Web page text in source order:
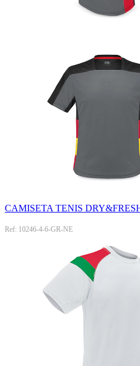
CAMISETA TENIS
Ref: 10246-4-6-GR-NE